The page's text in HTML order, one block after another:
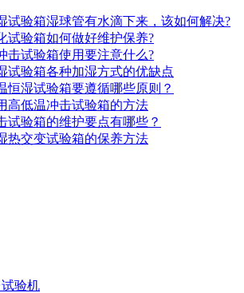
试验箱湿球管有水滴下来，该如何解决?
试验箱如何做好维护保养?
击试验箱使用要注意什么?
试验箱各种加湿方式的优缺点
恒湿试验箱要遵循哪些原则？
高低温冲击试验箱的方法
试验箱的维护要点有哪些？
热交变试验箱的保养方法
验机